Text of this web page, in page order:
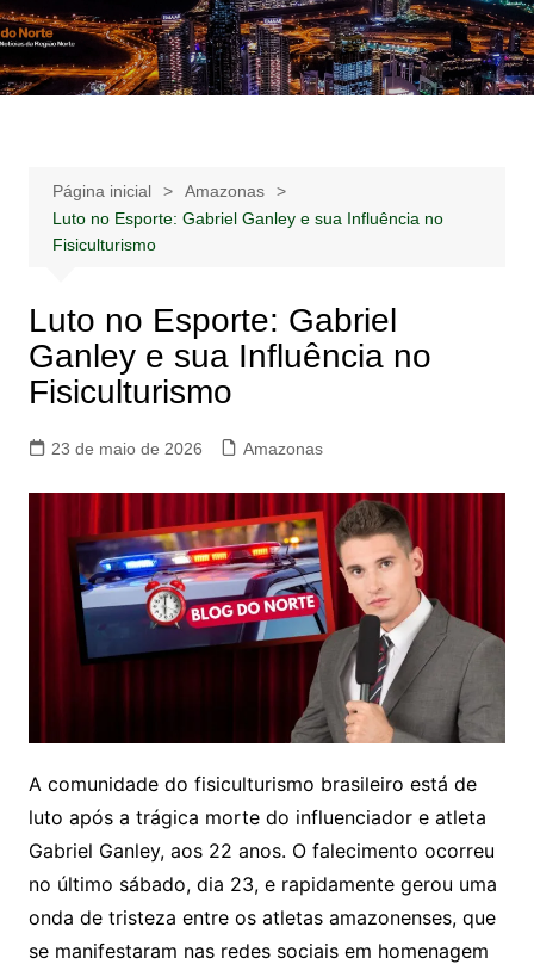
Ir
para
o
Notícias –
Publicidades –
Notícias – Publicidades – Anúncios
Página inicial
Amazonas
Luto no Esporte: Gabriel Ganley e sua Influência no
Fisiculturismo
Luto no Esporte: Gabriel
Ganley e sua Influência no
Fisiculturismo
23 de maio de 2026 Amazonas
A comunidade do fisiculturismo brasileiro está de
luto após a trágica morte do influenciador e atleta
Gabriel Ganley, aos 22 anos. O falecimento ocorreu
no último sábado, dia 23, e rapidamente gerou uma
onda de tristeza entre os atletas amazonenses, que
se manifestaram nas redes sociais em homenagem